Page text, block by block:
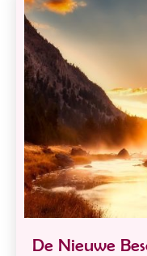
De Nieuwe